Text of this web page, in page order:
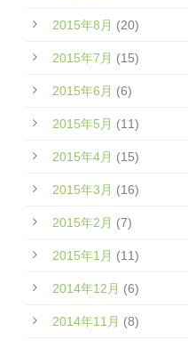
2015年8月 (20)
2015年7月 (15)
2015年6月 (6)
2015年5月 (11)
2015年4月 (15)
2015年3月 (16)
2015年2月 (7)
2015年1月 (11)
2014年12月 (6)
2014年11月 (8)